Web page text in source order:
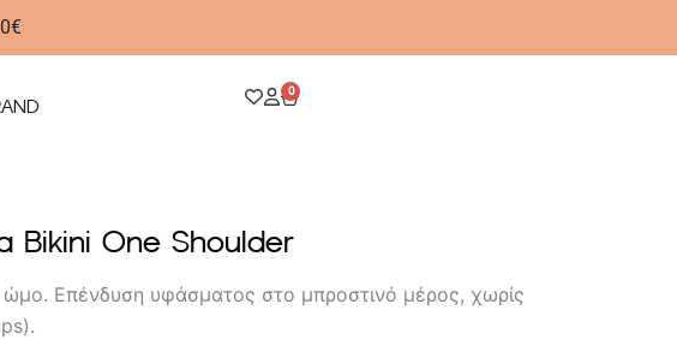
0
Cart
Bikini One Shoulder
Επένδυση υφάσματος στο μπροστινό μέρος, χωρίς